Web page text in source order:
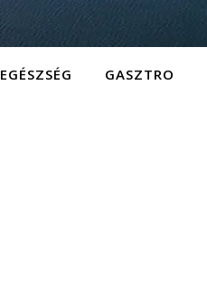
EGÉSZSÉG GASZTRO